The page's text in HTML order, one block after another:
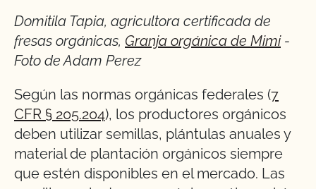
Domitila Tapia, agricultora certificada de
fresas orgánicas, Granja orgánica de Mimi-
Foto de Adam Perez
Según las normas orgánicas federales (7
CFR § 205.204), los productores orgánicos
deben utilizar semillas, plántulas anuales y
material de plantación orgánicos siempre
que estén disponibles en el mercado. Las